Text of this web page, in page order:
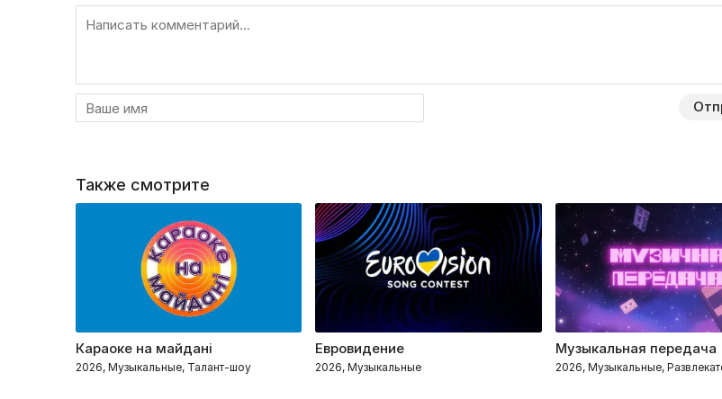
Также смотрите
Караоке на майдані
2026, Музыкальные, Талант-шоу
Евровидение
2026, Музыкальные
Музыкальная передача
2026, Музыкальные,